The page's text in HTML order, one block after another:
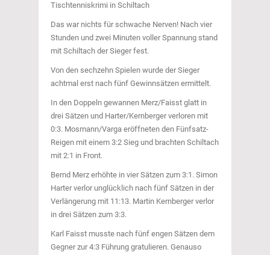
Tischtenniskrimi in Schiltach
Das war nichts für schwache Nerven! Nach vier
Stunden und zwei Minuten voller Spannung stand
mit Schiltach der Sieger fest.
Von den sechzehn Spielen wurde der Sieger
achtmal erst nach fünf Gewinnsätzen ermittelt.
In den Doppeln gewannen Merz/Faisst glatt in
drei Sätzen und Harter/Kernberger verloren mit
0:3. Mosmann/Varga eröffneten den Fünfsatz-
Reigen mit einem 3:2 Sieg und brachten Schiltach
mit 2:1 in Front.
Bernd Merz erhöhte in vier Sätzen zum 3:1. Simon
Harter verlor unglücklich nach fünf Sätzen in der
Verlängerung mit 11:13. Martin Kernberger verlor
in drei Sätzen zum 3:3.
Karl Faisst musste nach fünf engen Sätzen dem
Gegner zur 4:3 Führung gratulieren. Genauso